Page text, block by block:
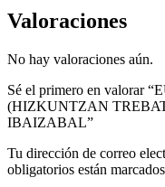
Valoraciones
No hay valoraciones aún.
Sé el primero en valorar
(HIZKUNTZAN
IBAIZABAL”
Tu dirección de correo
obligatorios están